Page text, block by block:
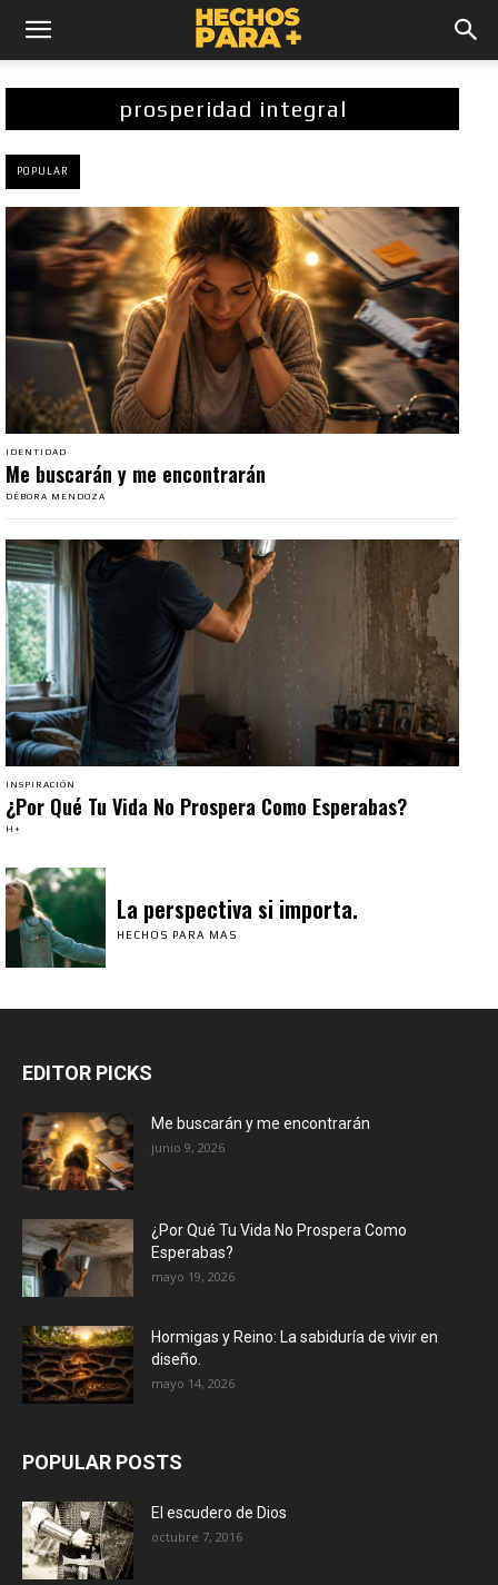
prosperidad integral
POPULAR
IDENTIDAD
Me buscarán y me encontrarán
DÉBORA MENDOZA
INSPIRACIÓN
¿Por Qué Tu Vida No Prospera Como Esperabas?
H+
La perspectiva si importa.
HECHOS PARA MAS
EDITOR PICKS
Me buscarán y me encontrarán
junio 9, 2026
¿Por Qué Tu Vida No Prospera Como
Esperabas?
mayo 19, 2026
Hormigas y Reino: La sabiduría de vivir en
diseño.
mayo 14, 2026
POPULAR POSTS
El escudero de Dios
octubre 7, 2016